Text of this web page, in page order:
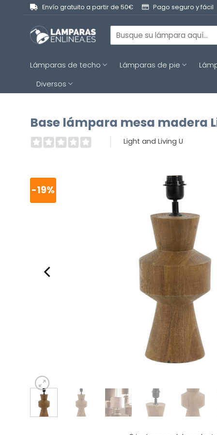
contenido
Envío gratuito a partir de 50€ Pago seguro y fácil
Buscar
por:
Lámparas de techo Lámparas de pie
Diversos
Base lámpara mesa madera
Light and Living U
-19%